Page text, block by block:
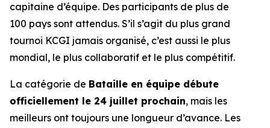
capitaine d’équipe. Des participants de plus de
100 pays sont attendus. S’il s’agit du plus grand
tournoi KCGI jamais organisé, c’est aussi le plus
mondial, le plus collaboratif et le plus compétitif.
La catégorie de Bataille en équipe débute
officiellement le 24 juillet prochain, mais les
meilleurs ont toujours une longueur d’avance. Les